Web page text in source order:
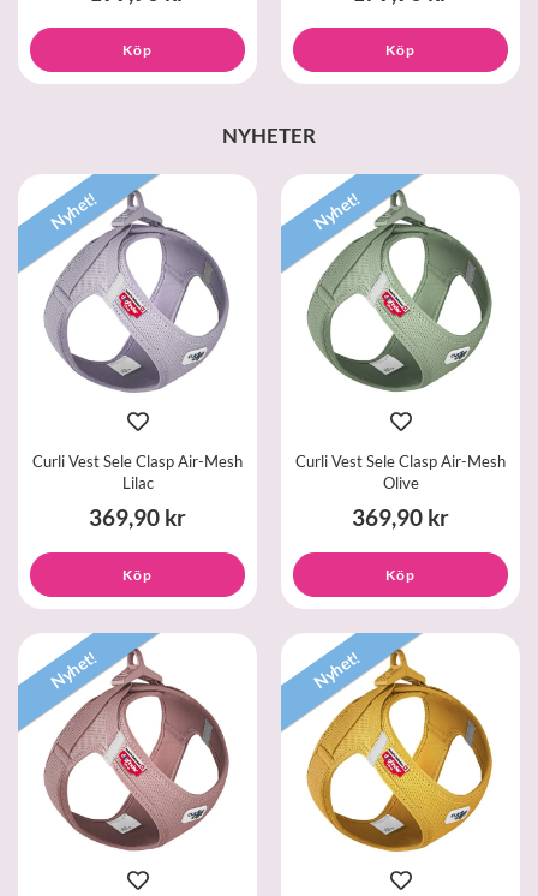
Köp Köp
NYHETER
Nyhet!
Curli Vest Sele Clasp Air-Mesh
Lilac
369,90 kr
Köp
Nyhet!
Curli Vest Sele Clasp Air-Mesh
Olive
369,90 kr
Köp
Nyhet! Nyhet!